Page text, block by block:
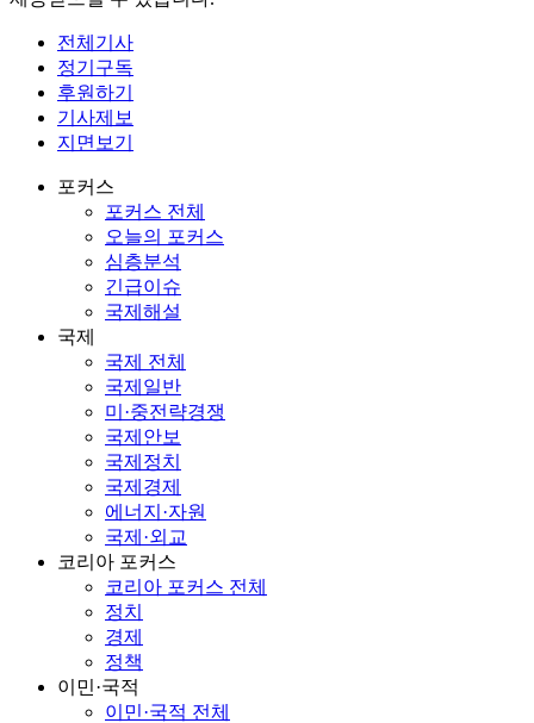
전체기사
정기구독
후원하기
기사제보
지면보기
포커스
포커스 전체
오늘의 포커스
심층분석
긴급이슈
국제해설
국제
국제 전체
국제일반
미·중전략경쟁
국제안보
국제정치
국제경제
에너지·자원
국제·외교
코리아 포커스
코리아 포커스 전체
정치
경제
정책
이민·국적
이민·국적 전체